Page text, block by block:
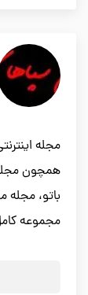
مجله
همچون مجله
باتو،
مجموعه